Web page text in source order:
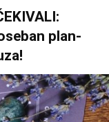
plan-